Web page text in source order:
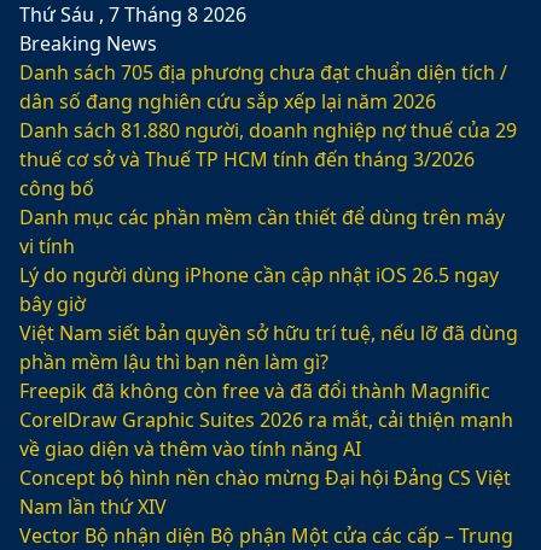
Thứ Sáu , 7 Tháng 8 2026
Breaking News
Danh sách 705 địa phương chưa đạt chuẩn diện tích /
dân số đang nghiên cứu sắp xếp lại năm 2026
Danh sách 81.880‬ người, doanh nghiệp nợ thuế của 29
thuế cơ sở và Thuế TP HCM tính đến tháng 3/2026
công bố
Danh mục các phần mềm cần thiết để dùng trên máy
vi tính
Lý do người dùng iPhone cần cập nhật iOS 26.5 ngay
bây giờ
Việt Nam siết bản quyền sở hữu trí tuệ, nếu lỡ đã dùng
phần mềm lậu thì bạn nên làm gì?
Freepik đã không còn free và đã đổi thành Magnific
CorelDraw Graphic Suites 2026 ra mắt, cải thiện mạnh
về giao diện và thêm vào tính năng AI
Concept bộ hình nền chào mừng Đại hội Đảng CS Việt
Nam lần thứ XIV
Vector Bộ nhận diện Bộ phận Một cửa các cấp – Trung